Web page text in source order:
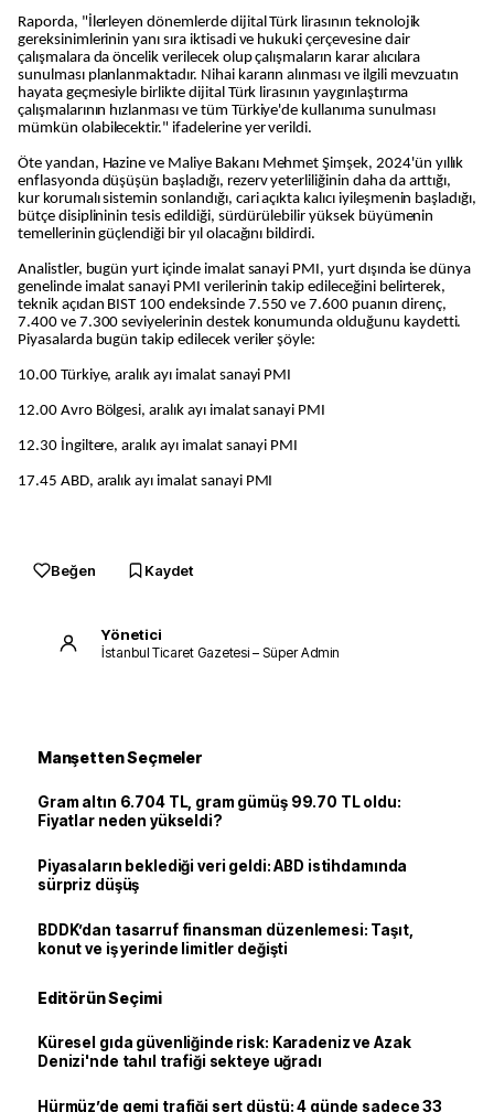
Raporda, "İlerleyen dönemlerde dijital Türk lirasının teknolojik
gereksinimlerinin yanı sıra iktisadi ve hukuki çerçevesine dair
çalışmalara da öncelik verilecek olup çalışmaların karar alıcılara
sunulması planlanmaktadır. Nihai kararın alınması ve ilgili mevzuatın
hayata geçmesiyle birlikte dijital Türk lirasının yaygınlaştırma
çalışmalarının hızlanması ve tüm Türkiye'de kullanıma sunulması
mümkün olabilecektir." ifadelerine yer verildi.
Öte yandan, Hazine ve Maliye Bakanı Mehmet Şimşek, 2024'ün yıllık
enflasyonda düşüşün başladığı, rezerv yeterliliğinin daha da arttığı,
kur korumalı sistemin sonlandığı, cari açıkta kalıcı iyileşmenin başladığı,
bütçe disiplininin tesis edildiği, sürdürülebilir yüksek büyümenin
temellerinin güçlendiği bir yıl olacağını bildirdi.
Analistler, bugün yurt içinde imalat sanayi PMI, yurt dışında ise dünya
genelinde imalat sanayi PMI verilerinin takip edileceğini belirterek,
teknik açıdan BIST 100 endeksinde 7.550 ve 7.600 puanın direnç,
7.400 ve 7.300 seviyelerinin destek konumunda olduğunu kaydetti.
Piyasalarda bugün takip edilecek veriler şöyle:
10.00 Türkiye, aralık ayı imalat sanayi PMI
12.00 Avro Bölgesi, aralık ayı imalat sanayi PMI
12.30 İngiltere, aralık ayı imalat sanayi PMI
17.45 ABD, aralık ayı imalat sanayi PMI
Beğen Kaydet
Yönetici
İstanbul Ticaret Gazetesi – Süper Admin
Manşetten Seçmeler
Gram altın 6.704 TL, gram gümüş 99.70 TL oldu:
Fiyatlar neden yükseldi?
Piyasaların beklediği veri geldi: ABD istihdamında
sürpriz düşüş
BDDK’dan tasarruf finansman düzenlemesi: Taşıt,
konut ve iş yerinde limitler değişti
Editörün Seçimi
Küresel gıda güvenliğinde risk: Karadeniz ve Azak
Denizi'nde tahıl trafiği sekteye uğradı
Hürmüz’de gemi trafiği sert düştü: 4 günde sadece 33